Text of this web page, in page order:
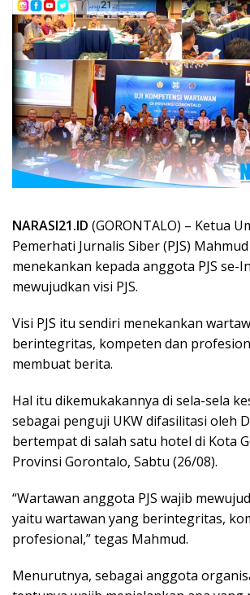
NARASI21.ID (GORONTALO) – Ketua
Pemerhati Jurnalis Siber (PJS)
menekankan kepada anggota PJS se-
mewujudkan visi PJS.
Visi PJS itu sendiri menekankan
berintegritas, kompeten dan
membuat berita.
Hal itu dikemukakannya di sela-sela
sebagai penguji UKW difasilitasi oleh
bertempat di salah satu hotel di Kota
Provinsi Gorontalo, Sabtu (26/08).
“Wartawan anggota PJS wajib
yaitu wartawan yang berintegritas,
profesional,” tegas Mahmud.
Menurutnya, sebagai anggota